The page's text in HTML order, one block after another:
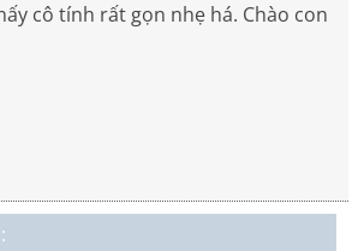
cô tính rất gọn nhẹ há. Chào con